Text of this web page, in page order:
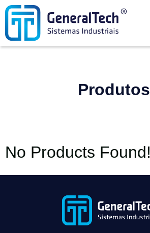
Produtos
No Products Found!